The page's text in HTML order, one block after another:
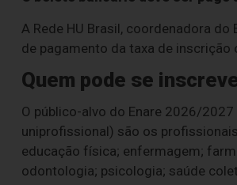
A Rede HU Brasil, coordenadora
de pagamento da taxa de
Quem pode se
O público-alvo do Enare 2026/
uniprofissional) são os
educação física; enfermagem;
odontologia; psicologia; saúde